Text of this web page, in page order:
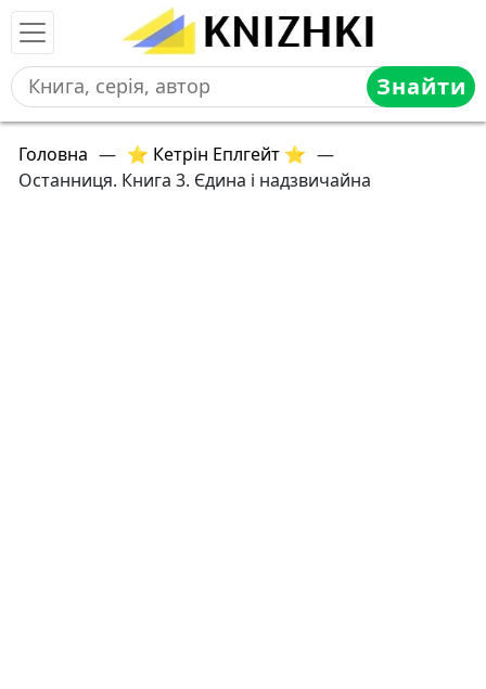
Знайти
Головна — ⭐ Кетрін Еплгейт ⭐ —
Останниця. Книга 3. Єдина і надзвичайна